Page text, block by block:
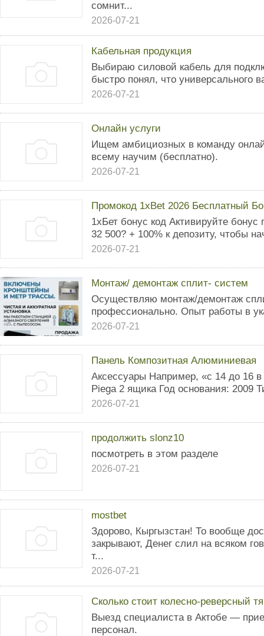
сомнит...
2026-07-21
Кабельная продукция
Выбираю силовой кабель для
быстро понял, что универсального
2026-07-21
Онлайн услуги
Ищем амбициозных в команду
всему научим (бесплатно).
2026-07-21
Промокод 1xBet 2026 Бесплатный
1хБет бонус код Активируйте
32 500? + 100% к депозиту, чтобы
2026-07-21
Монтаж/ демонтаж сплит- систем
Осуществляю монтаж/демонтаж
профессионально. Опыт работы в
2026-07-21
Панель Композитная Алюминиевая
Аксессуары Например, «с 14 до 16
Piega 2 ящика Год основания: 2009
2026-07-21
продолжить slonz10
посмотреть в этом разделе
2026-07-21
mostbet
Здорово, Кыргызстан! То вообще
закрывают, Денег слил на всяком
т...
2026-07-21
Сколько стоит колесно-реверсный
Выезд специалиста в Актобе —
персонал.